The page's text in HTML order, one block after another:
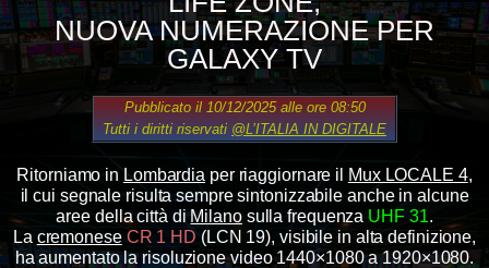
NUOVA NUMERAZIONE PER
GALAXY TV
Pubblicato il 10/12/2025 alle ore 08:50
Tutti i diritti riservati @L’ITALIA IN DIGITALE
Ritorniamo in Lombardia per riaggiornare il Mux LOCALE 4,
il cui segnale risulta sempre sintonizzabile anche in alcune
aree della città diMilanosulla frequenza UHF 31.
La cremonese CR 1 HD(LCN 19), visibile in alta definizione,
ha aumentato la risoluzione video 1440×1080 a 1920×1080.